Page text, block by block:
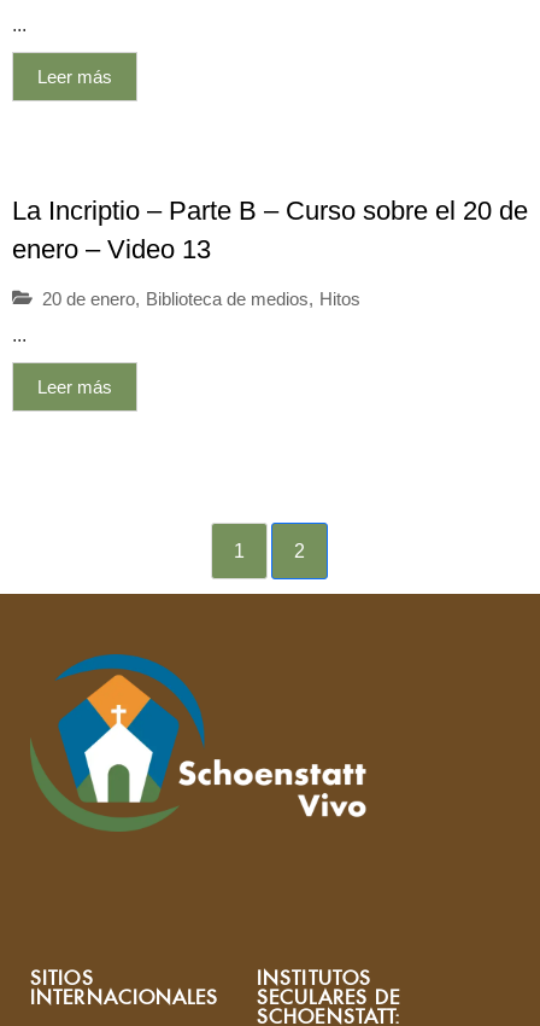
...
Leer más
La Incriptio – Parte B – Curso sobre el 20 de
enero – Video 13
20 de enero, Biblioteca de medios, Hitos
...
Leer más
1 2
SITIOS
INTERNACIONALES
INSTITUTOS
SECULARES DE
SCHOENSTATT: